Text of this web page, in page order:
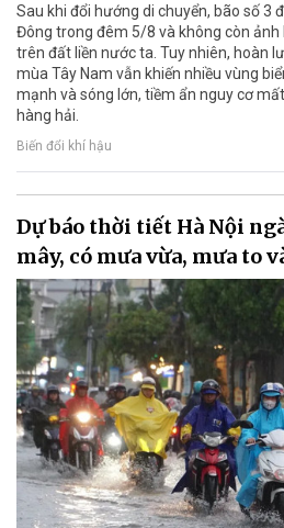
Sau khi đổi hướng di chuyển, bão số 3
Đông trong đêm 5/8 và không còn
trên đất liền nước ta. Tuy nhiên, hoàn
mùa Tây Nam vẫn khiến nhiều vùng
mạnh và sóng lớn, tiềm ẩn nguy cơ
hàng hải.
Biến đổi khí hậu
Dự báo thời tiết Hà Nội
mây, có mưa vừa, mưa to